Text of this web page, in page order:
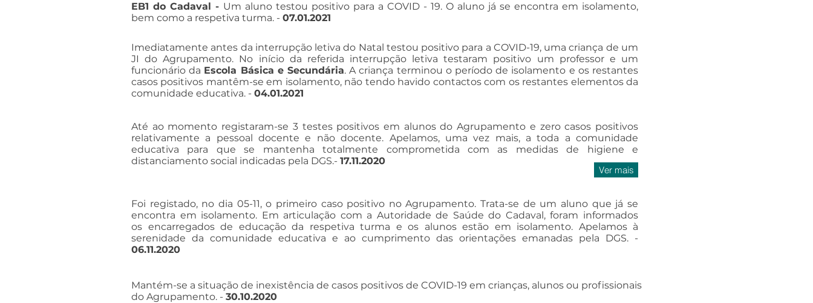
EB1 do Cadaval - Um aluno testou positivo para a COVID - 19. O aluno já se encontra em isolamento,
bem como a respetiva turma. - 07.01.2021
Imediatamente antes da interrupção letiva do Natal testou positivo para a COVID-19, uma criança de um
JI do Agrupamento. No início da referida interrupção letiva testaram positivo um professor e um
funcionário da Escola Básica e Secundária. A criança terminou o período de isolamento e os restantes
casos positivos mantêm-se em isolamento, não tendo havido contactos com os restantes elementos da
comunidade educativa. - 04.01.2021
Até ao momento registaram-se 3 testes positivos em alunos do Agrupamento e zero casos positivos
relativamente a pessoal docente e não docente. Apelamos, uma vez mais, a toda a comunidade
educativa para que se mantenha totalmente comprometida com as medidas de higiene e
distanciamento social indicadas pela DGS.- 17.11.2020
Ver mais
Foi registado, no dia 05-11, o primeiro caso positivo no Agrupamento. Trata-se de um aluno que já se
encontra em isolamento. Em articulação com a Autoridade de Saúde do Cadaval, foram informados
os encarregados de educação da respetiva turma e os alunos estão em isolamento. Apelamos à
serenidade da comunidade educativa e ao cumprimento das orientações emanadas pela DGS. -
06.11.2020
Mantém-se a situação de inexistência de casos positivos de COVID-19 em crianças, alunos ou profissionais
do Agrupamento. - 30.10.2020